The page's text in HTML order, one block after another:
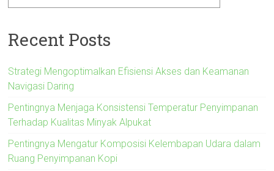
Recent Posts
Strategi Mengoptimalkan Efisiensi Akses dan Keamanan
Navigasi Daring
Pentingnya Menjaga Konsistensi Temperatur Penyimpanan
Terhadap Kualitas Minyak Alpukat
Pentingnya Mengatur Komposisi Kelembapan Udara dalam
Ruang Penyimpanan Kopi